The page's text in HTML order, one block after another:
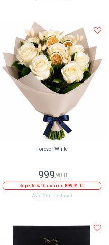
Forever White
999,90 TL
Sepette % 10 indirim 899,91 TL
Aynı Gün Teslimat